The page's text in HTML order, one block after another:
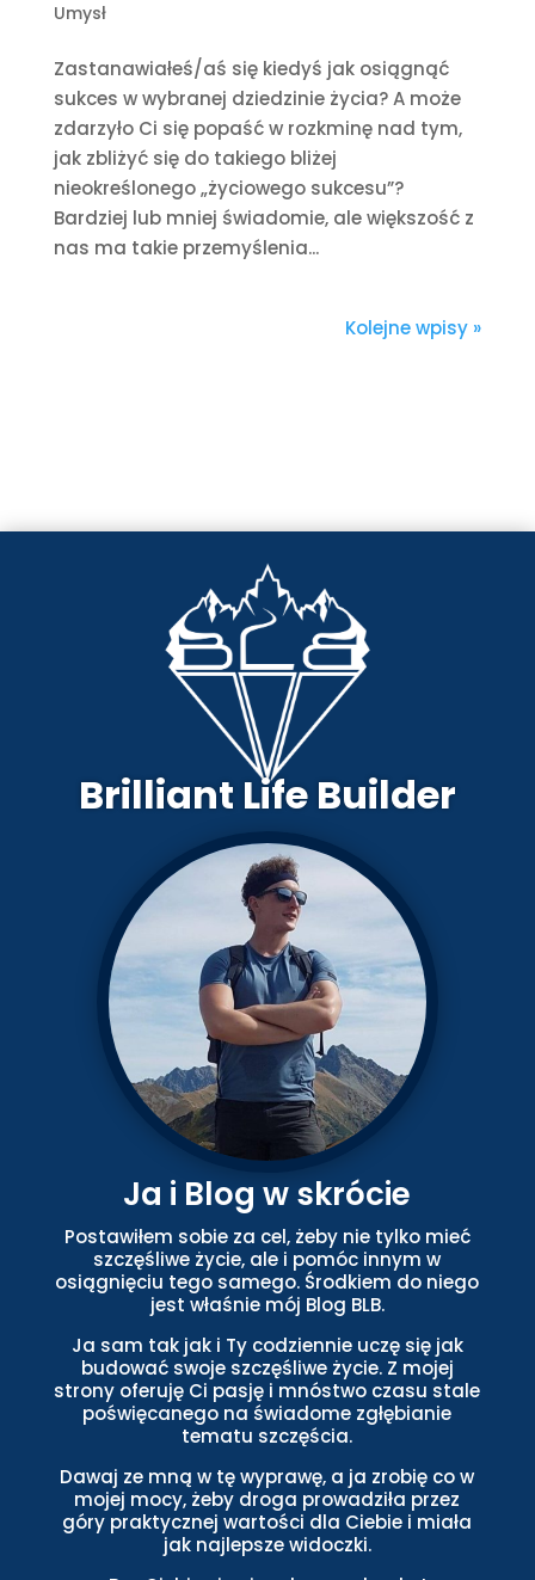
Umysł
Zastanawiałeś/aś się kiedyś jak osiągnąć
sukces w wybranej dziedzinie życia? A może
zdarzyło Ci się popaść w rozkminę nad tym,
jak zbliżyć się do takiego bliżej
nieokreślonego „życiowego sukcesu”?
Bardziej lub mniej świadomie, ale większość z
nas ma takie przemyślenia...
Kolejne wpisy »
Brilliant Life Builder
Ja i Blog w skrócie
Postawiłem sobie za cel, żeby nie tylko mieć
szczęśliwe życie, ale i pomóc innym w
osiągnięciu tego samego. Środkiem do niego
jest właśnie mój Blog BLB.
Ja sam tak jak i Ty codziennie uczę się jak
budować swoje szczęśliwe życie. Z mojej
strony oferuję Ci pasję i mnóstwo czasu stale
poświęcanego na świadome zgłębianie
tematu szczęścia.
Dawaj ze mną w tę wyprawę, a ja zrobię co w
mojej mocy, żeby droga prowadziła przez
góry praktycznej wartości dla Ciebie i miała
jak najlepsze widoczki.